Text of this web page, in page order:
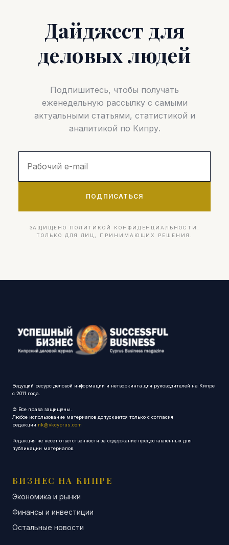
Дайджест для
деловых людей
Подпишитесь, чтобы получать
еженедельную рассылку с самыми
актуальными статьями, статистикой и
аналитикой по Кипру.
ПОДПИСАТЬСЯ
ЗАЩИЩЕНО ПОЛИТИКОЙ КОНФИДЕНЦИАЛЬНОСТИ.
ТОЛЬКО ДЛЯ ЛИЦ, ПРИНИМАЮЩИХ РЕШЕНИЯ.
Ведущий ресурс деловой информации и нетворкинга для руководителей на Кипре
с 2011 года.
© Все права защищены.
Любое использование материалов допускается только с согласия
редакции nk@vkcyprus.com
Редакция не несет ответственности за содержание предоставленных для
публикации материалов.
БИЗНЕС НА КИПРЕ
Экономика и рынки
Финансы и инвестиции
Остальные новости